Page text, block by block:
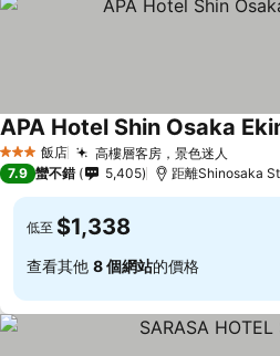
3 星級 飯店 高樓層客房，景色迷人查看價
APA Hotel Shin Osaka
7.9 蠻不錯 5,405 距離Shinosaka
低至 $1,338
查看其他 8 個網站的價格